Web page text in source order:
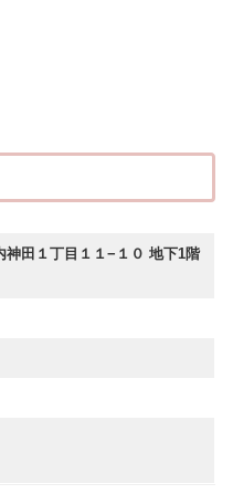
神田１丁目１１−１０ 地下1階